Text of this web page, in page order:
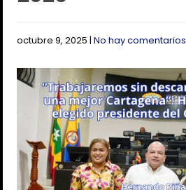
octubre 9, 2025 |No hay comentarios